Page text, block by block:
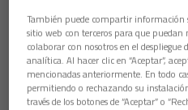
También puede compartir información
sitio web con terceros para que
colaborar con nosotros en el despliegue
analítica. Al hacer clic en “Aceptar”,
mencionadas anteriormente. En todo
permitiendo o rechazando su
través de los botones de “Aceptar” o